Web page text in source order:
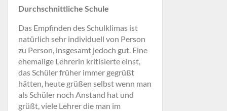
Durchschnittliche Schule
Das Empfinden des Schulklimas ist
natürlich sehr individuell von Person
zu Person, insgesamt jedoch gut. Eine
ehemalige Lehrerin kritisierte einst,
das Schüler früher immer gegrüßt
hätten, heute grüßen selbst wenn man
als Schüler noch Anstand hat und
grüßt, viele Lehrer die man im